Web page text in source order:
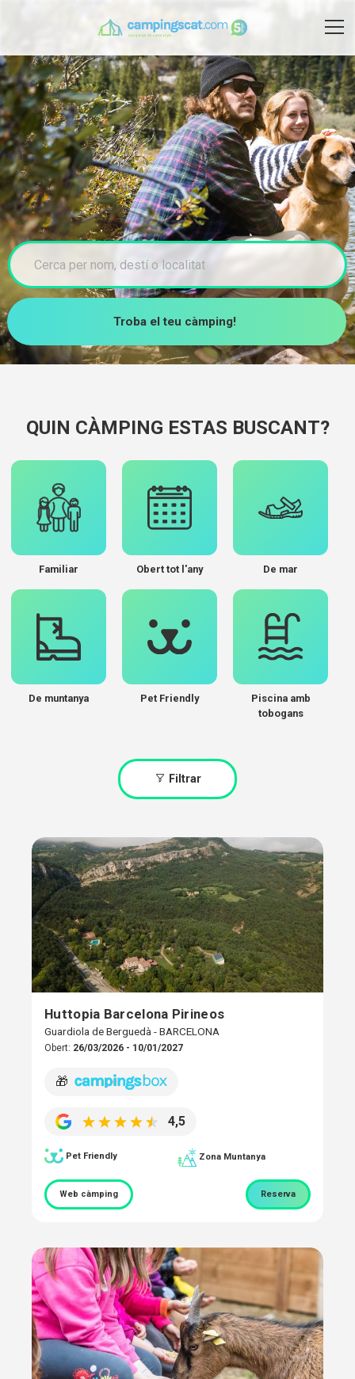
Troba el teu càmping!
QUIN CÀMPING ESTAS BUSCANT?
Familiar Obert tot l'any De mar
De muntanya Pet Friendly
Piscina amb
tobogans
Filtrar
Huttopia Barcelona Pirineos
Guardiola de Berguedà - BARCELONA
Obert: 26/03/2026 - 10/01/2027
🎁
4,5
Pet Friendly Zona Muntanya
Web càmping Reserva